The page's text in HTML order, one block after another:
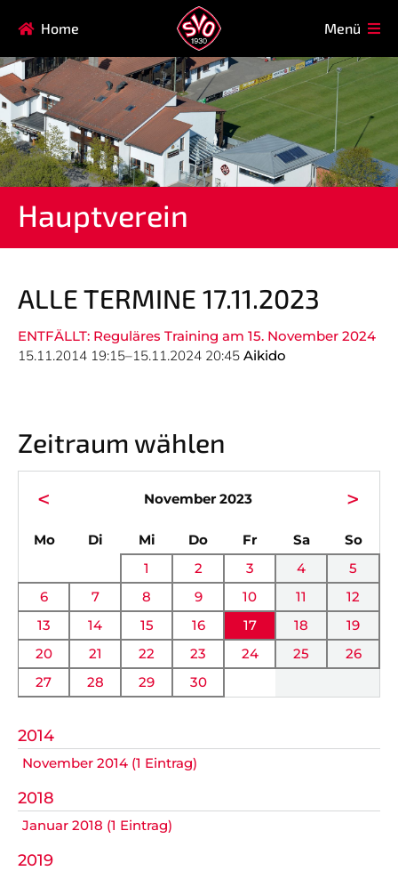
Home Menü
Hauptverein
ALLE TERMINE 17.11.2023
ENTFÄLLT: Reguläres Training am 15. November 2024
15.11.2014 19:15–15.11.2024 20:45 Aikido
Zeitraum wählen
< November 2023 >
Montag Dienstag
Mittwoch
Donnerstag
Freitag SamstagSo
1
2 3 4
5
6
7 8 9 10 11
12
13
14 15 16 17 18
19
20
21 22 23 24 25
26
27
28 29 30
2014
November 2014 (1 Eintrag)
2018
Januar 2018 (1 Eintrag)
2019
Navigation
überspringen
HAUPTVEREIN
MITGLIEDSCHAFT
FAQ
Navigation
überspringen
AIKIDO
EISSTOCK
FITNESSKURSE
FUSSBALL
GARDE
GESUNDHEITSSPORT
KINDERTURNEN
KYUDO
REHASPORT
TAEKWONDO
TENNIS
Navigation
überspringen
SVO
Mitgliedschaft
Ehrenmitglieder
Gesundheitssport
Verwaltung Intern
INFO
Alle Termine
Anfahrt
Chronik
Fanshop
VEREIN
Vereinssatzung
Schutzkonzept
Impressum
Datenschutz
KOOPERATIONEN